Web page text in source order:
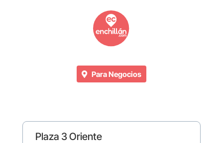
Para Negocios
Plaza 3 Oriente